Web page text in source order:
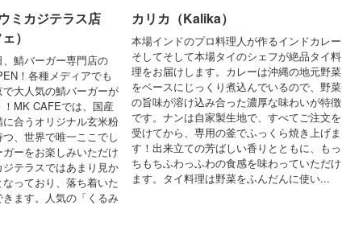
ミカジテラス店
）
鯖バーガー専門店の
！各種メディアでも
大人気の鯖バーガーが
MK CAFEでは、国産
合うオリジナル玄米粉
、世界で唯一ここでし
ーをお楽しみいただけ
テラスではあまり見か
っており、落ち着いた
ます。人気の「くるみ
カリカ（Kalika）
本場インドのプロ料理人が作るインドカレー
そしてそして本場タイのシェフが絶品タイ料
理をお届けします。カレーは沖縄の地元野菜
をベースにじっくり煮込んでいるので、野菜
の旨味が溶け込み合った濃厚な味わいが特徴
です。ナンは自家製生地で、すべてご注文を
受けてから、専用の釜でふっくら焼き上げま
す！出来立ての芳ばしい香りとともに、もっ
ちもちふわっふわの食感を味わっていただけ
ます。タイ料理は野菜をふんだんに使い...